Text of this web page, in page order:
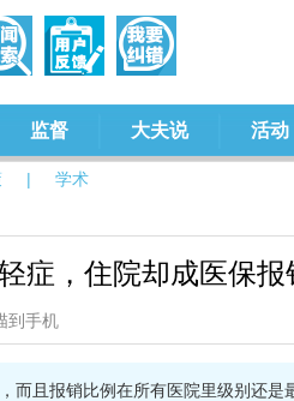
| 学术
监督 大夫说 活动
症，住院却成医保报
到手机
而且报销比例在所有医院里级别还是